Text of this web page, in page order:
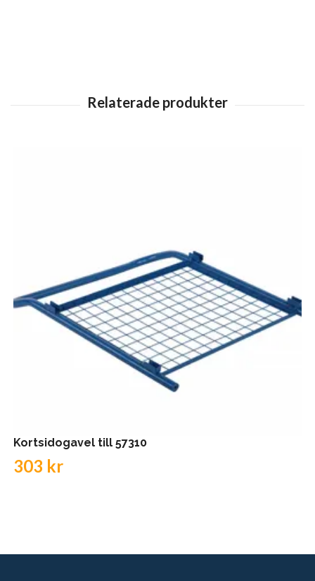
Kortsidogavel till 57310
303 kr